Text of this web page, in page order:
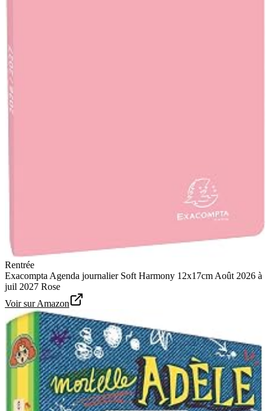
Rentrée
Exacompta Agenda journalier Soft Harmony 12x17cm Août 2026 à
juil 2027 Rose
Voir sur Amazon